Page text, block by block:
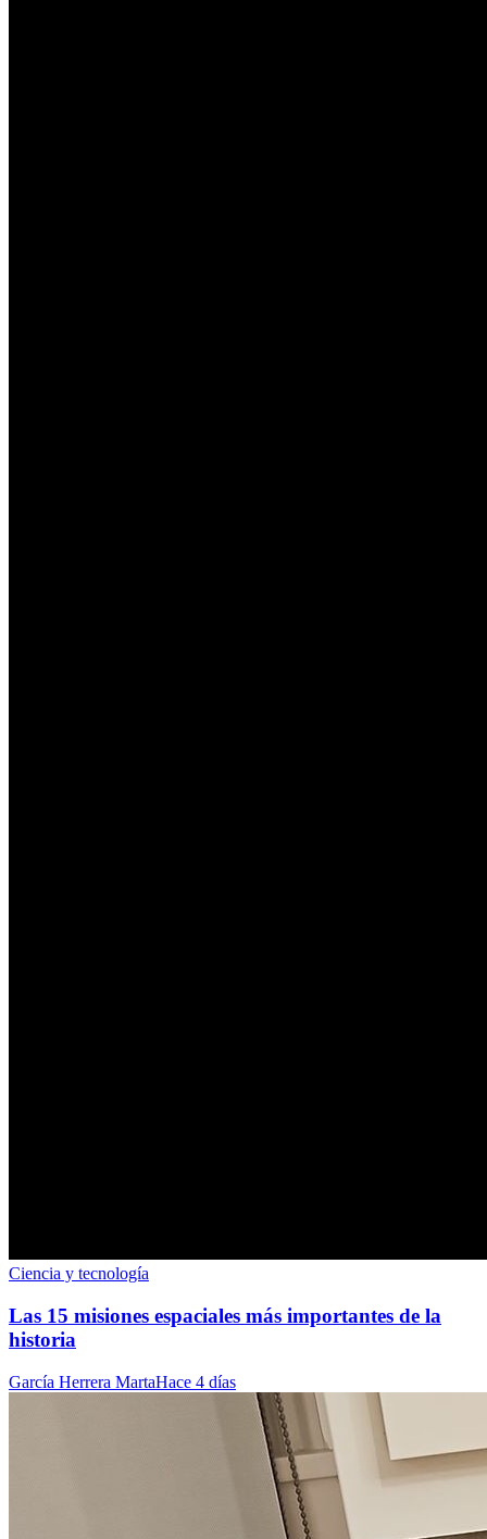
Ciencia y tecnología
Las 15 misiones espaciales más importantes de la
historia
García Herrera MartaHace 4 días